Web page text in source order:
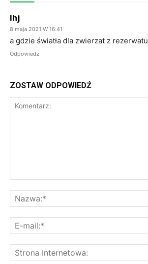
lhj
8 maja 2021 W 16:41
a gdzie światła dla zwierzat z rezerwatu
Odpowiedz
ZOSTAW ODPOWIEDŹ